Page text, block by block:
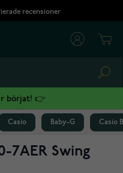
recensioner
börjat! 👉
Casio Baby-G Casio
7AER Swing